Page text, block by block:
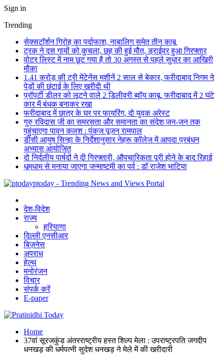
Sign in
Trending
सेक्सटॉर्शन गिरोह का पर्दाफाश, नाबालिग समेत तीन काबू
ट्रक ने दस गायों को कुचला, छह की हुई मौत, ड्राईवर हुआ गिरफ्तार
वोटर लिस्ट में नाम छूट गया है तो 30 अगस्त से पहले सुधार का आखिरी
मौका
1.41 करोड़ की ट्री मेंटेनेंस मशीनें 2 साल से बेकार, फरीदाबाद निगम ने
पेड़ों की छंटाई के लिए खरीदी थी
प्रॉपर्टी डीलर को लूटने वाले 2 डिलीवरी ब्वॉय काबू, फरीदाबाद में 2 घंटे
कार में बंधक बनाकर रखा
फरीदाबाद में छात्र के घर पर फायरिंग, दो युवक अरेस्ट
गुरु रविदास जी का समरसता और समानता का संदेश जन-जन तक
पहुंचाएगा पावन कलश : पंकज पूजन रामपाल
डीसी आयुष सिन्हा के निर्देशानुसार नेहरू कॉलेज में आपदा प्रबंधन
अभ्यास आयोजित
दो निर्दलीय पार्षदों ने दी गिरफ्तारी, औपचारिकता पूरी होने के बाद रिहाई
धूमधाम से मनाया जाएगा जन्माष्टमी का पर्व : डॉ राजेश भाटिया
ptoday - Trending News and Views Portal
देश-विदेश
राज्य
हरियाणा
दिल्ली एनसीआर
बिज़नेस
अपराध
हेल्थ
मनोरंजन
विचार
संपर्क करें
E-paper
Home
37वां सूरजकुंड अंतरराष्ट्रीय हस्त शिल्प मेला : उपराष्ट्रपति जगदीप
धनखड़ की धर्मपत्नी सुदेश धनखड़ ने मेले में की खरीदारी